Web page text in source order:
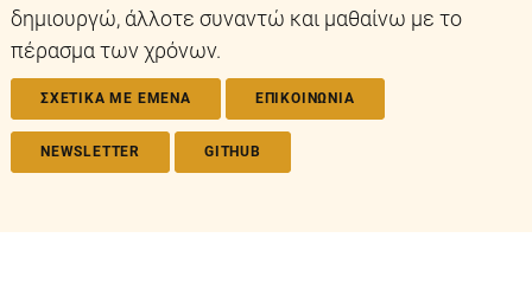
δημιουργώ, άλλοτε συναντώ και μαθαίνω με το
πέρασμα των χρόνων.
ΣΧΕΤΙΚΑ ΜΕ ΕΜΕΝΑ ΕΠΙΚΟΙΝΩΝΙΑ
NEWSLETTER GITHUB